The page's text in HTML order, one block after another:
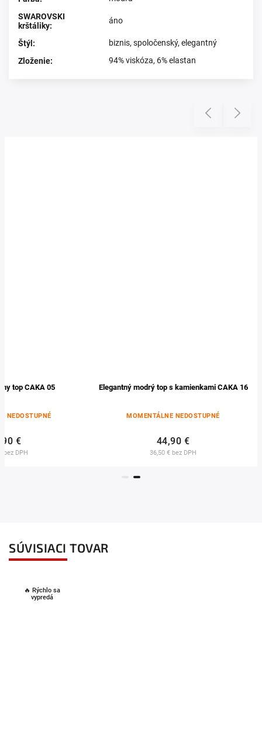
SWAROVSKI
krštáliky:
áno
Štýl : biznis, spoločenský, elegantný
Zloženie: 94% viskóza, 6% elastan
Previous
top CAKA 05
NEDOSTUPNÉ
bez DPH
€
Elegantný modrý top s kamienkami CAKA 16
MOMENTÁLNE NEDOSTUPNÉ
36,50 € bez DPH
44,90 €
Next
SÚVISIACI TOVAR
🔥 Rýchlo sa
vypredá